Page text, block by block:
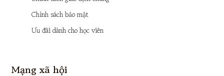
Chính sách bảo mật
Ưu đãi dành cho học viên
Mạng xã hội